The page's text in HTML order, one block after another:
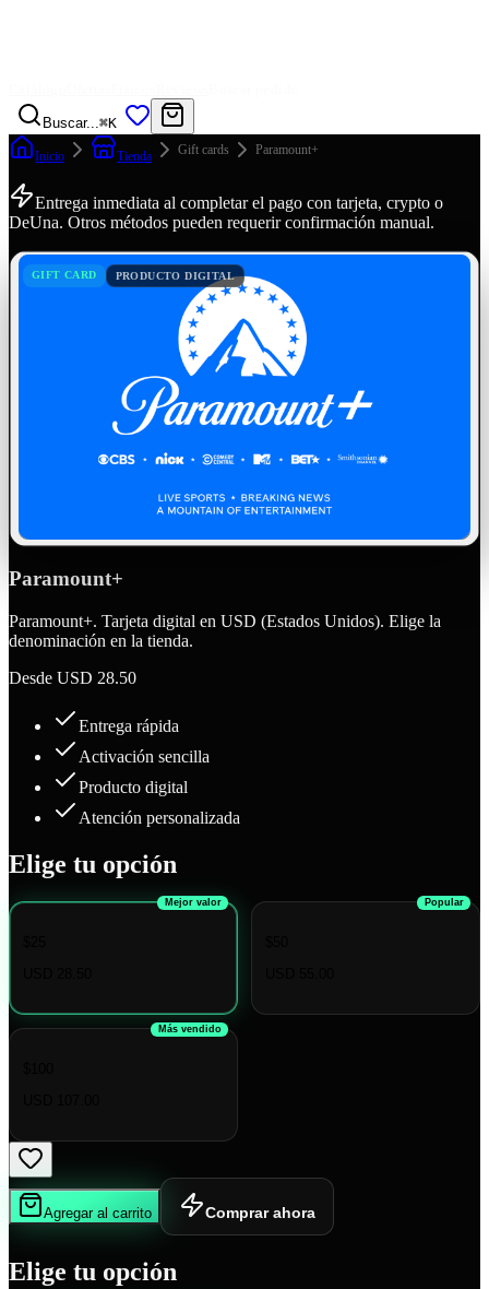
Buscar...⌘K
Inicio Tienda Gift cards Paramount+
Entrega inmediata al completar el pago con tarjeta, crypto o
DeUna. Otros métodos pueden requerir confirmación manual.
GIFT CARD PRODUCTO DIGITAL
Paramount+
Paramount+. Tarjeta digital en USD (Estados Unidos). Elige la
denominación en la tienda.
Desde USD 28.50
Entrega rápida
Activación sencilla
Producto digital
Atención personalizada
Elige tu opción
Mejor valor Popular
Más vendido
Agregar al carrito Comprar ahora
Elige tu opción